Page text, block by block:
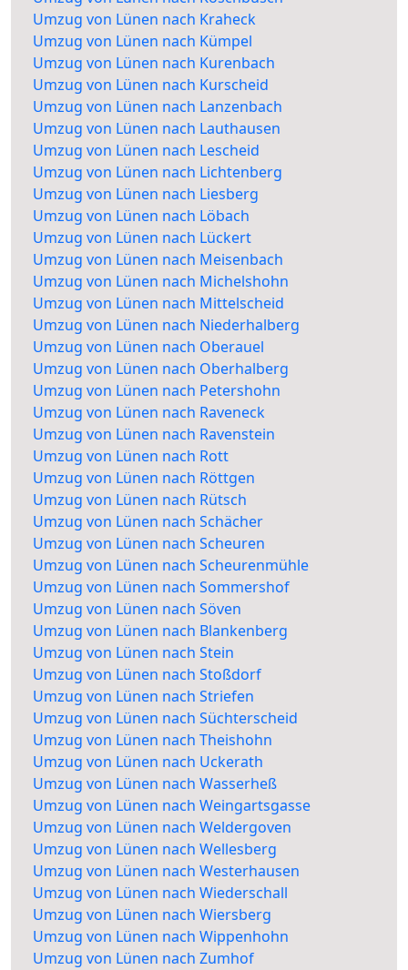
Umzug von Lünen nach Kraheck
Umzug von Lünen nach Kümpel
Umzug von Lünen nach Kurenbach
Umzug von Lünen nach Kurscheid
Umzug von Lünen nach Lanzenbach
Umzug von Lünen nach Lauthausen
Umzug von Lünen nach Lescheid
Umzug von Lünen nach Lichtenberg
Umzug von Lünen nach Liesberg
Umzug von Lünen nach Löbach
Umzug von Lünen nach Lückert
Umzug von Lünen nach Meisenbach
Umzug von Lünen nach Michelshohn
Umzug von Lünen nach Mittelscheid
Umzug von Lünen nach Niederhalberg
Umzug von Lünen nach Oberauel
Umzug von Lünen nach Oberhalberg
Umzug von Lünen nach Petershohn
Umzug von Lünen nach Raveneck
Umzug von Lünen nach Ravenstein
Umzug von Lünen nach Rott
Umzug von Lünen nach Röttgen
Umzug von Lünen nach Rütsch
Umzug von Lünen nach Schächer
Umzug von Lünen nach Scheuren
Umzug von Lünen nach Scheurenmühle
Umzug von Lünen nach Sommershof
Umzug von Lünen nach Söven
Umzug von Lünen nach Blankenberg
Umzug von Lünen nach Stein
Umzug von Lünen nach Stoßdorf
Umzug von Lünen nach Striefen
Umzug von Lünen nach Süchterscheid
Umzug von Lünen nach Theishohn
Umzug von Lünen nach Uckerath
Umzug von Lünen nach Wasserheß
Umzug von Lünen nach Weingartsgasse
Umzug von Lünen nach Weldergoven
Umzug von Lünen nach Wellesberg
Umzug von Lünen nach Westerhausen
Umzug von Lünen nach Wiederschall
Umzug von Lünen nach Wiersberg
Umzug von Lünen nach Wippenhohn
Umzug von Lünen nach Zumhof